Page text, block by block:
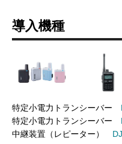
導入機種
特定小電力トランシーバー
特定小電力トランシーバー
中継装置（レピーター）